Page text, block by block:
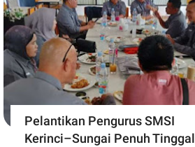
Pelantikan Pengurus SMSI
Kerinci–Sungai Penuh Tinggal